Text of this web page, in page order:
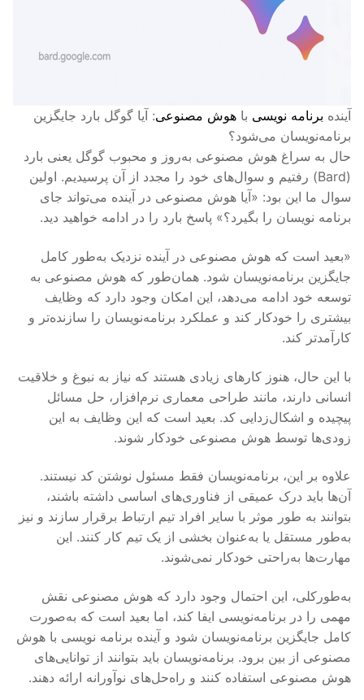
آینده برنامه نویسی با هوش مصنوعی: آیا گوگل بارد جایگزین
برنامه‌نویسان می‌شود؟
حال به سراغ هوش مصنوعی به‌روز و محبوب گوگل یعنی بارد
(Bard) رفتیم و سوال‌های خود را مجدد از آن پرسیدیم. اولین
سوال ما این بود: «آیا هوش مصنوعی در آینده می‌تواند جای
برنامه نویسان را بگیرد؟» پاسخ بارد را در ادامه خواهید دید.
«بعید است که هوش مصنوعی در آینده نزدیک به‌طور کامل
جایگزین برنامه‌نویسان شود. همان‌طور که هوش مصنوعی به
توسعه خود ادامه می‌دهد، این امکان وجود دارد که وظایف
بیشتری را خودکار کند و عملکرد برنامه‌نویسان را سازنده‌تر و
کارآمدتر کند.
با این حال، هنوز کارهای زیادی هستند که نیاز به نبوغ و خلاقیت
انسانی دارند، مانند طراحی معماری نرم‌افزار، حل مسائل
پیچیده و اشکال‌زدایی کد. بعید است که این وظایف به این
زودی‌ها توسط هوش مصنوعی خودکار شوند.
علاوه بر این، برنامه‌نویسان فقط مسئول نوشتن کد نیستند.
آن‌ها باید درک عمیقی از فناوری‌های اساسی داشته باشند،
بتوانند به طور موثر با سایر افراد تیم ارتباط برقرار سازند و نیز
به‌طور مستقل یا به‌عنوان بخشی از یک تیم کار کنند. این
مهارت‌ها به‌راحتی خودکار نمی‌شوند.
به‌طورکلی، این احتمال وجود دارد که هوش مصنوعی نقش
مهمی را در برنامه‌نویسی ایفا کند، اما بعید است که به‌صورت
کامل جایگزین برنامه‌نویسان شود و آینده برنامه نویسی با هوش
مصنوعی از بین برود. برنامه‌نویسان باید بتوانند از توانایی‌های
هوش مصنوعی استفاده کنند و راه‌حل‌های نوآورانه ارائه دهند.